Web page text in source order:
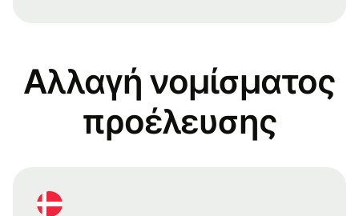
Αλλαγή νομίσματος
προέλευσης